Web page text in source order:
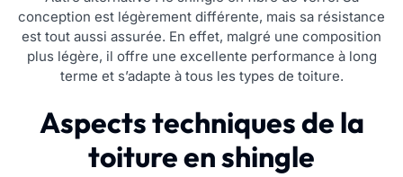
conception est légèrement différente, mais sa résistance
est tout aussi assurée. En effet, malgré une composition
plus légère, il offre une excellente performance à long
terme et s’adapte à tous les types de toiture.
Aspects techniques de la
toiture en shingle